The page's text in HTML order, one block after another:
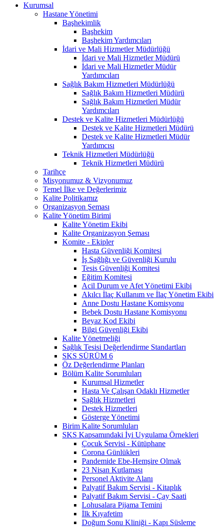
Kurumsal
Hastane Yönetimi
Başhekimlik
Başhekim
Başhekim Yardımcıları
İdari ve Mali Hizmetler Müdürlüğü
İdari ve Mali Hizmetler Müdürü
İdari ve Mali Hizmetler Müdür
Yardımcıları
Sağlık Bakım Hizmetleri Müdürlüğü
Sağlık Bakım Hizmetleri Müdürü
Sağlık Bakım Hizmetleri Müdür
Yardımcıları
Destek ve Kalite Hizmetleri Müdürlüğü
Destek ve Kalite Hizmetleri Müdürü
Destek ve Kalite Hizmetleri Müdür
Yardımcısı
Teknik Hizmetleri Müdürlüğü
Teknik Hizmetleri Müdürü
Tarihçe
Misyonumuz & Vizyonumuz
Temel İlke ve Değerlerimiz
Kalite Politikamız
Organizasyon Şeması
Kalite Yönetim Birimi
Kalite Yönetim Ekibi
Kalite Organizasyon Şeması
Komite - Ekipler
Hasta Güvenliği Komitesi
İş Sağlığı ve Güvenliği Kurulu
Tesis Güvenliği Komitesi
Eğitim Komitesi
Acil Durum ve Afet Yönetimi Ekibi
Akılcı İlaç Kullanım ve İlaç Yönetim Ekibi
Anne Dostu Hastane Komisyonu
Bebek Dostu Hastane Komisyonu
Beyaz Kod Ekibi
Bilgi Güvenliği Ekibi
Kalite Yönetmeliği
Sağlık Tesisi Değerlendirme Standartları
SKS SÜRÜM 6
Öz Değerlendirme Planları
Bölüm Kalite Sorumluları
Kurumsal Hizmetler
Hasta Ve Çalışan Odaklı Hizmetler
Sağlık Hizmetleri
Destek Hizmetleri
Gösterge Yönetimi
Birim Kalite Sorumluları
SKS Kapsamındaki İyi Uygulama Örnekleri
Çocuk Servisi - Kütüphane
Corona Günlükleri
Pandemide Ebe-Hemşire Olmak
23 Nisan Kutlaması
Personel Aktivite Alanı
Palyatif Bakım Servisi - Kitaplık
Palyatif Bakım Servisi - Çay Saati
Lohusalara Pijama Temini
İlk Kıyafetim
Doğum Sonu Kliniği - Kapı Süsleme